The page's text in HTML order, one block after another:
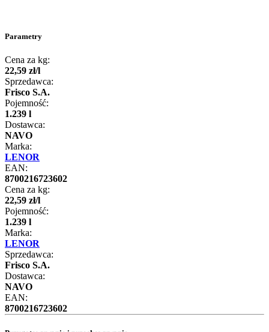
Parametry
Cena za kg:
22,59 zł/l
Sprzedawca:
Frisco S.A.
Pojemność:
1.239 l
Dostawca:
NAVO
Marka:
LENOR
EAN:
8700216723602
Cena za kg:
22,59 zł/l
Pojemność:
1.239 l
Marka:
LENOR
Sprzedawca:
Frisco S.A.
Dostawca:
NAVO
EAN:
8700216723602